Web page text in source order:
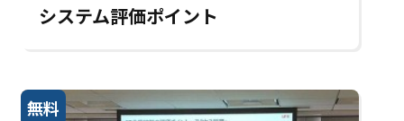
システム評価ポイント
無料